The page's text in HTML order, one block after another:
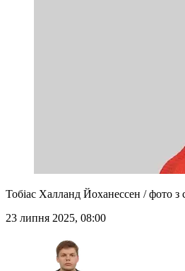
Тобіас Халланд Йоханессен / фото з
23 липня 2025, 08:00